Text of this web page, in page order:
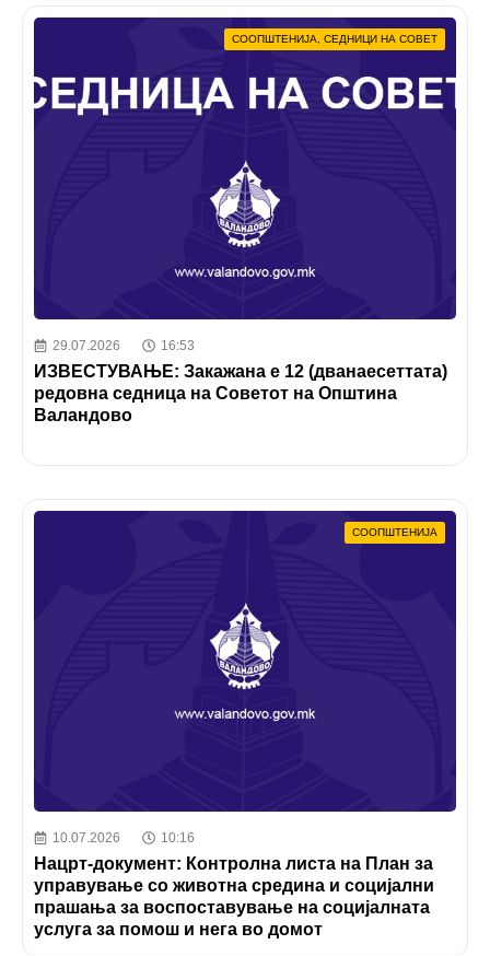
СООПШТЕНИЈА СЕДНИЦИ НА СОВЕТ
29.07.2026 16:53
ИЗВЕСТУВАЊЕ: Закажана е 12 (дванаесеттата)
редовна седница на Советот на Општина
Валандово
СООПШТЕНИЈА
10.07.2026 10:16
Нацрт-документ: Контролна листа на План за
управување со животна средина и социјални
прашања за воспоставување на социјалната
услуга за помош и нега во домот